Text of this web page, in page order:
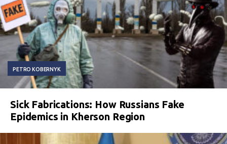
PETRO KOBERNYK
Sick Fabrications: How Russians Fake
Epidemics in Kherson Region